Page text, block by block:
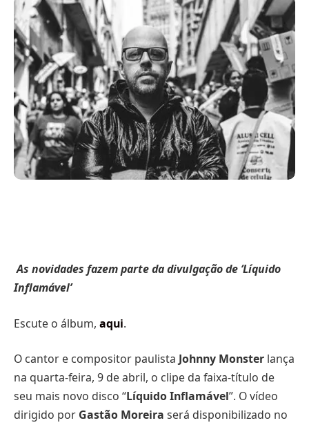
As novidades fazem parte da divulgação de ‘Líquido
Inflamável’
Escute o álbum, aqui.
O cantor e compositor paulista Johnny Monster lança
na quarta-feira, 9 de abril, o clipe da faixa-título de
seu mais novo disco “Líquido Inflamável”. O vídeo
dirigido por Gastão Moreira será disponibilizado no